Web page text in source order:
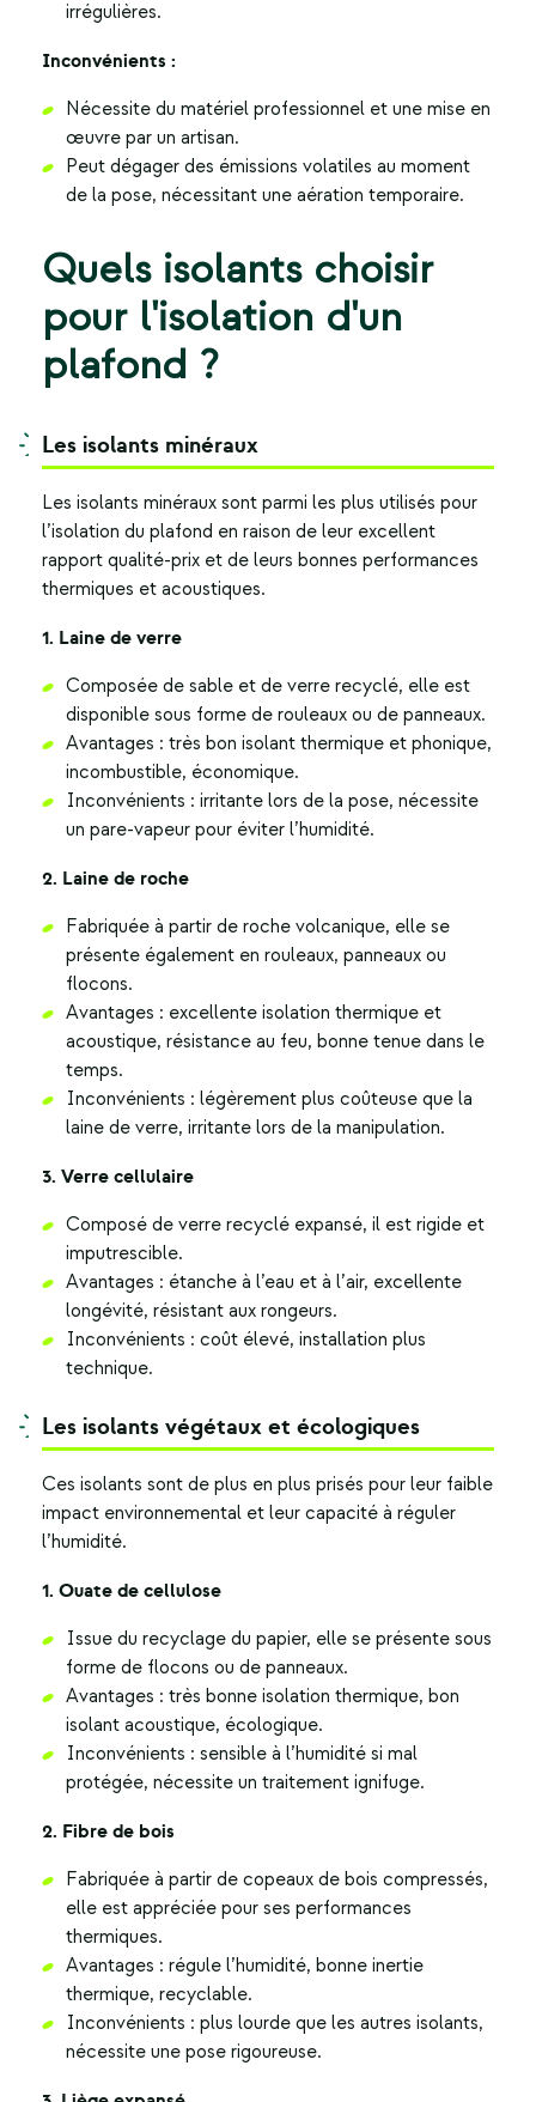
irrégulières.
Inconvénients :
Nécessite du matériel professionnel et une mise en
œuvre par un artisan.
Peut dégager des émissions volatiles au moment
de la pose, nécessitant une aération temporaire.
Quels isolants choisir
pour l'isolation d'un
plafond ?
Les isolants minéraux
Les isolants minéraux sont parmi les plus utilisés pour
l’isolation du plafond en raison de leur excellent
rapport qualité-prix et de leurs bonnes performances
thermiques et acoustiques.
1. Laine de verre
Composée de sable et de verre recyclé, elle est
disponible sous forme de rouleaux ou de panneaux.
Avantages : très bon isolant thermique et phonique,
incombustible, économique.
Inconvénients : irritante lors de la pose, nécessite
un pare-vapeur pour éviter l’humidité.
2. Laine de roche
Fabriquée à partir de roche volcanique, elle se
présente également en rouleaux, panneaux ou
flocons.
Avantages : excellente isolation thermique et
acoustique, résistance au feu, bonne tenue dans le
temps.
Inconvénients : légèrement plus coûteuse que la
laine de verre, irritante lors de la manipulation.
3. Verre cellulaire
Composé de verre recyclé expansé, il est rigide et
imputrescible.
Avantages : étanche à l’eau et à l’air, excellente
longévité, résistant aux rongeurs.
Inconvénients : coût élevé, installation plus
technique.
Les isolants végétaux et écologiques
Ces isolants sont de plus en plus prisés pour leur faible
impact environnemental et leur capacité à réguler
l’humidité.
1. Ouate de cellulose
Issue du recyclage du papier, elle se présente sous
forme de flocons ou de panneaux.
Avantages : très bonne isolation thermique, bon
isolant acoustique, écologique.
Inconvénients : sensible à l’humidité si mal
protégée, nécessite un traitement ignifuge.
2. Fibre de bois
Fabriquée à partir de copeaux de bois compressés,
elle est appréciée pour ses performances
thermiques.
Avantages : régule l’humidité, bonne inertie
thermique, recyclable.
Inconvénients : plus lourde que les autres isolants,
nécessite une pose rigoureuse.